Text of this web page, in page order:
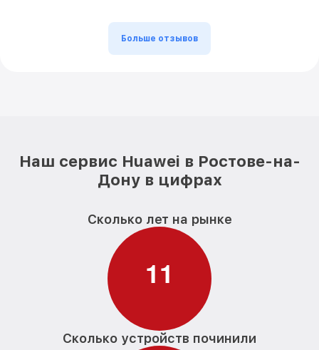
Больше отзывов
Наш сервис Huawei в Ростове-на-
Дону в цифрах
Сколько лет на рынке
11
Сколько устройств починили